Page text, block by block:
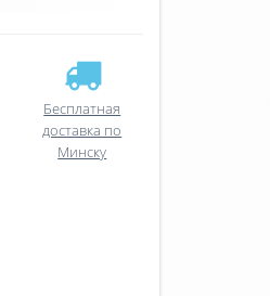
Бесплатная
доставка по
Минску